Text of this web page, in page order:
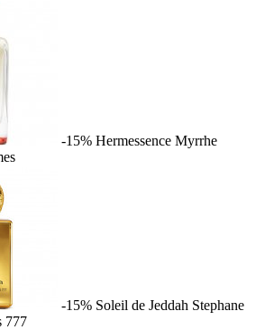
-15% Hermessence Myrrhe
-15% Soleil de Jeddah Stephane
777